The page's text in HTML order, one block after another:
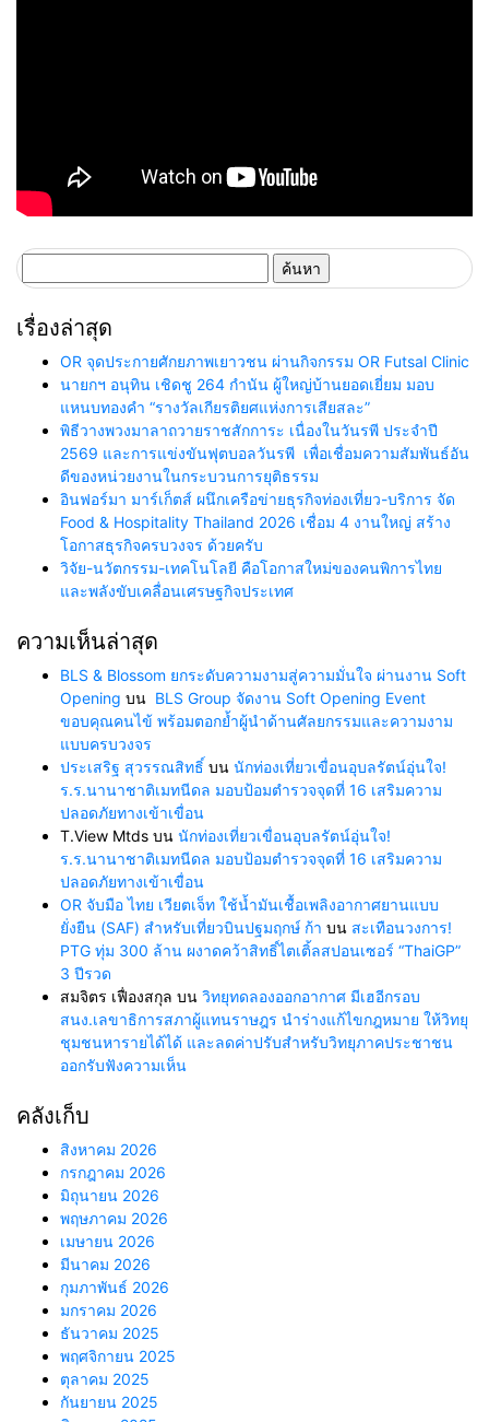
สำหรับ:
เรื่องล่าสุด
OR จุดประกายศักยภาพเยาวชน ผ่านกิจกรรม OR Futsal Clinic
นายกฯ อนุทิน เชิดชู 264 กำนัน ผู้ใหญ่บ้านยอดเยี่ยม มอบ
แหนบทองคำ “รางวัลเกียรติยศแห่งการเสียสละ”
พิธีวางพวงมาลาถวายราชสักการะ เนื่องในวันรพี ประจำปี
2569 และการแข่งขันฟุตบอลวันรพี เพื่อเชื่อมความสัมพันธ์อัน
ดีของหน่วยงานในกระบวนการยุติธรรม
อินฟอร์มา มาร์เก็ตส์ ผนึกเครือข่ายธุรกิจท่องเที่ยว-บริการ จัด
Food & Hospitality Thailand 2026 เชื่อม 4 งานใหญ่ สร้าง
โอกาสธุรกิจครบวงจร ด้วยครับ
วิจัย-นวัตกรรม-เทคโนโลยี คือโอกาสใหม่ของคนพิการไทย
และพลังขับเคลื่อนเศรษฐกิจประเทศ
ความเห็นล่าสุด
BLS & Blossom ยกระดับความงามสู่ความมั่นใจ ผ่านงาน Soft
Opening บน BLS Group จัดงาน Soft Opening Event
ขอบคุณคนไข้ พร้อมตอกย้ำผู้นำด้านศัลยกรรมและความงาม
แบบครบวงจร
ประเสริฐ สุวรรณสิทธิ์ บน นักท่องเที่ยวเขื่อนอุบลรัตน์อุ่นใจ!
ร.ร.นานาชาติเมทนีดล มอบป้อมตำรวจจุดที่ 16 เสริมความ
ปลอดภัยทางเข้าเขื่อน
T.View Mtds บน นักท่องเที่ยวเขื่อนอุบลรัตน์อุ่นใจ!
ร.ร.นานาชาติเมทนีดล มอบป้อมตำรวจจุดที่ 16 เสริมความ
ปลอดภัยทางเข้าเขื่อน
OR จับมือ ไทย เวียตเจ็ท ใช้น้ำมันเชื้อเพลิงอากาศยานแบบ
ยั่งยืน (SAF) สำหรับเที่ยวบินปฐมฤกษ์ ก้า บน สะเทือนวงการ!
PTG ทุ่ม 300 ล้าน ผงาดคว้าสิทธิ์ไตเติ้ลสปอนเซอร์ “ThaiGP”
3 ปีรวด
สมจิตร เฟื่องสกุล บน วิทยุทดลองออกอากาศ มีเฮอีกรอบ
สนง.เลขาธิการสภาผู้แทนราษฎร นำร่างแก้ไขกฎหมาย ให้วิทยุ
ชุมชนหารายได้ได้ และลดค่าปรับสำหรับวิทยุภาคประชาชน
ออกรับฟังความเห็น
คลังเก็บ
สิงหาคม 2026
กรกฎาคม 2026
มิถุนายน 2026
พฤษภาคม 2026
เมษายน 2026
มีนาคม 2026
กุมภาพันธ์ 2026
มกราคม 2026
ธันวาคม 2025
พฤศจิกายน 2025
ตุลาคม 2025
กันยายน 2025